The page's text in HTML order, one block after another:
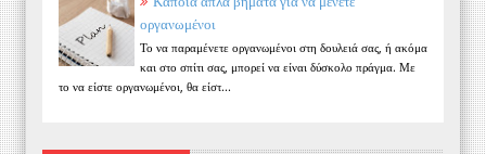
οργανωμένοι
Το να παραμένετε οργανωμένοι στη δουλειά σας, ή ακόμα
και στο σπίτι σας, μπορεί να είναι δύσκολο πράγμα. Με
το να είστε οργανωμένοι, θα είστ...